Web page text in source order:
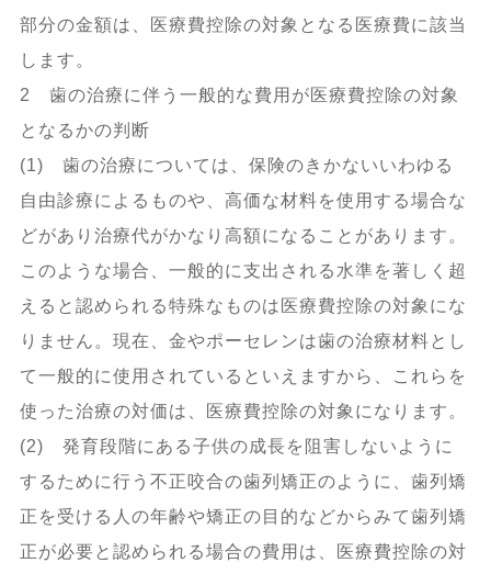
部分の金額は、医療費控除の対象となる医療費に該当
します。
2 歯の治療に伴う一般的な費用が医療費控除の対象
となるかの判断
(1) 歯の治療については、保険のきかないいわゆる
自由診療によるものや、高価な材料を使用する場合な
どがあり治療代がかなり高額になることがあります。
このような場合、一般的に支出される水準を著しく超
えると認められる特殊なものは医療費控除の対象にな
りません。現在、金やポーセレンは歯の治療材料とし
て一般的に使用されているといえますから、これらを
使った治療の対価は、医療費控除の対象になります。
(2) 発育段階にある子供の成長を阻害しないように
するために行う不正咬合の歯列矯正のように、歯列矯
正を受ける人の年齢や矯正の目的などからみて歯列矯
正が必要と認められる場合の費用は、医療費控除の対